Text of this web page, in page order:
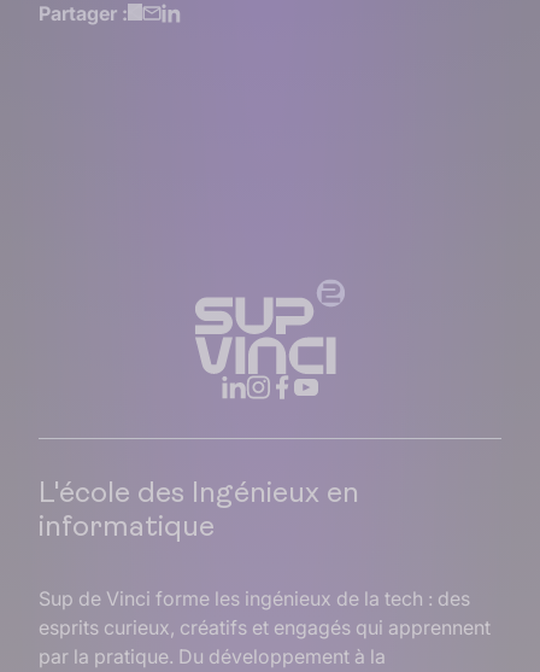
Partager :
L'école des Ingénieux en
informatique
Sup de Vinci forme les ingénieux de la tech : des
esprits curieux, créatifs et engagés qui apprennent
par la pratique. Du développement à la